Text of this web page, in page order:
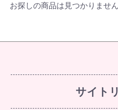
お探しの商品は見つかりませ
サイト